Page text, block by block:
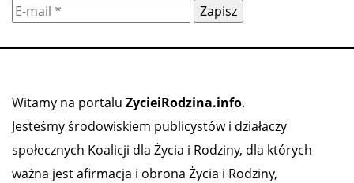
Witamy na portalu ZycieiRodzina.info.
Jesteśmy środowiskiem publicystów i działaczy
społecznych Koalicji dla Życia i Rodziny, dla których
ważna jest afirmacja i obrona Życia i Rodziny,